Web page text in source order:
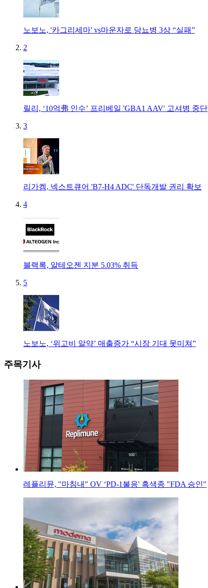
노보노, '카그리세마' vs마운자로 당뇨병 3상 “실패”
2
릴리, ‘10억弗 인수’ 프리베일 'GBA1 AAV' 고셔병 중단
3
리가켐, 넥스트큐어 'B7-H4 ADC' 단독개발 권리 확보
4
블랙록, 알테오젠 지분 5.03% 취득
5
노보노, ‘위고비 알약’ 매출증가 “시장 기대 못미쳐”
주목기사
레플리뮨, "마침내" OV ‘PD-1불응' 흑색종 "FDA 승인"